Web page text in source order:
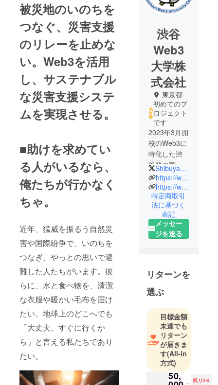
被災地のいのちを
つなぐ、災害支援
のリレーを止めな
い。Web3を活用
し、サステナブル
な災害支援システ
ムを実現させる。
■助けを求めてい
る人がいるなら、
俺たちが行かなく
ちゃ。
近年、猛威を振るう自然災
害や国際紛争で、いのちを
つなぎ、やっとの思いで避
難した人たちがいます。彼
らに、水と食べ物を、清潔
な衣服や暖かい毛布を届け
たい。地球上のどこへでも
「大丈夫、すぐに行くか
ら」と言える私たちであり
たい。
渋谷
Web3
大学株
式会社
東京都
初めてのプ
ロジェクト
です
2023年3月開
校のWeb3に
特化した渋
谷発の実践
型コミュニ
ティ「渋谷
Web3大学」
を運営する
渋谷Web3大
学株式会社
ShibuyaWeb3Univ
https://www.shibuyaweb3univ-co.com/
https://www.shibuyaweb3univ.com/
特定商取引
法に基づく
表記
メッセー
ジを送る
リターンを
選ぶ
目標金額
未達でも
リターン
が届きま
す(All-in
方式)
50, 残り28